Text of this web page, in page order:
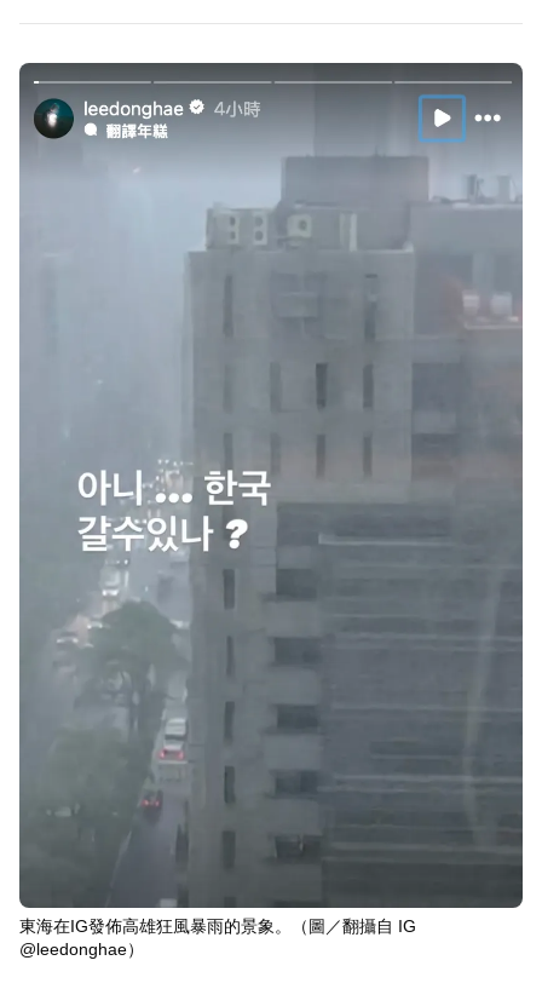
東海在IG發佈高雄狂風暴雨的景象。（圖／翻攝自 IG
@leedonghae）